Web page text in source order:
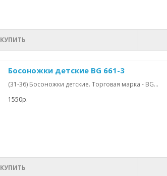
КУПИТЬ
Босоножки детские BG 661-3
(31-36) Босоножки детские. Торговая марка - BG...
1550р.
КУПИТЬ